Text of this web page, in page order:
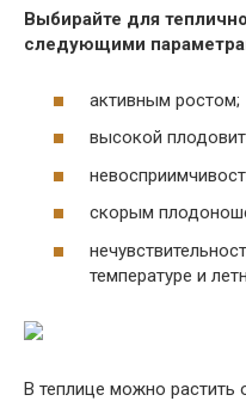
Выбирайте для
следующими
активным ростом;
высокой
скорым
температуре и
В теплице можно растить